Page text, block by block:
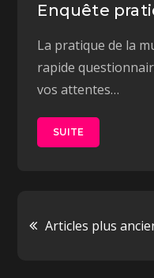
Enquête
La pratique de la
rapide
vos attentes…
SUITE
Articles plus